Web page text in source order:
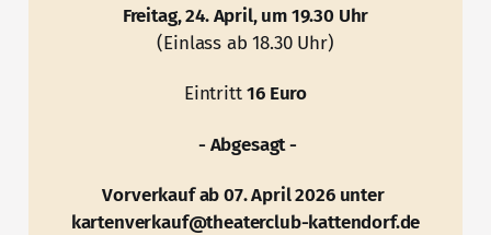
Freitag, 24. April, um 19.30 Uhr
(Einlass ab 18.30 Uhr)
Eintritt 16 Euro
- Abgesagt -
Vorverkauf ab 07. April 2026 unter
kartenverkauf@theaterclub-kattendorf.de